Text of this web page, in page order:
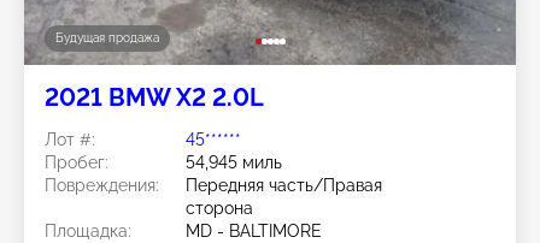
Будущая продажа
2021 BMW X2 2.0L
Лот #:
45******
Пробег:
54,945 миль
Повреждения:
Передняя часть/Правая
сторона
Площадка:
MD - BALTIMORE